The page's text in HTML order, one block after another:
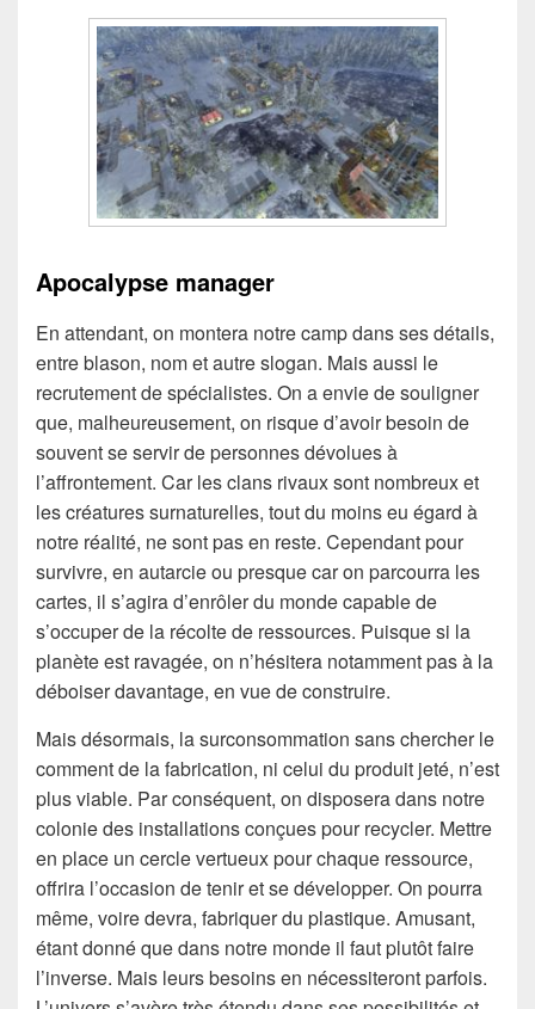
Apocalypse manager
En attendant, on montera notre camp dans ses détails,
entre blason, nom et autre slogan. Mais aussi le
recrutement de spécialistes. On a envie de souligner
que, malheureusement, on risque d’avoir besoin de
souvent se servir de personnes dévolues à
l’affrontement. Car les clans rivaux sont nombreux et
les créatures surnaturelles, tout du moins eu égard à
notre réalité, ne sont pas en reste. Cependant pour
survivre, en autarcie ou presque car on parcourra les
cartes, il s’agira d’enrôler du monde capable de
s’occuper de la récolte de ressources. Puisque si la
planète est ravagée, on n’hésitera notamment pas à la
déboiser davantage, en vue de construire.
Mais désormais, la surconsommation sans chercher le
comment de la fabrication, ni celui du produit jeté, n’est
plus viable. Par conséquent, on disposera dans notre
colonie des installations conçues pour recycler. Mettre
en place un cercle vertueux pour chaque ressource,
offrira l’occasion de tenir et se développer. On pourra
même, voire devra, fabriquer du plastique. Amusant,
étant donné que dans notre monde il faut plutôt faire
l’inverse. Mais leurs besoins en nécessiteront parfois.